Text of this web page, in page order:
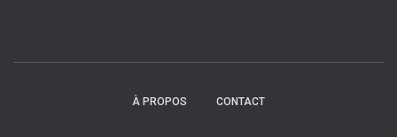
À PROPOS CONTACT